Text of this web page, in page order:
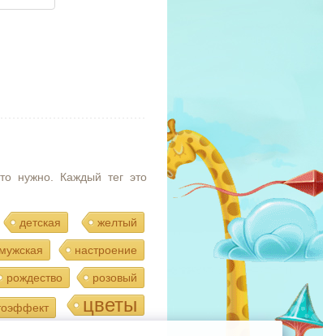
нужно. Каждый тег это
детская желтый
мужская настроение
рождество розовый
цветы